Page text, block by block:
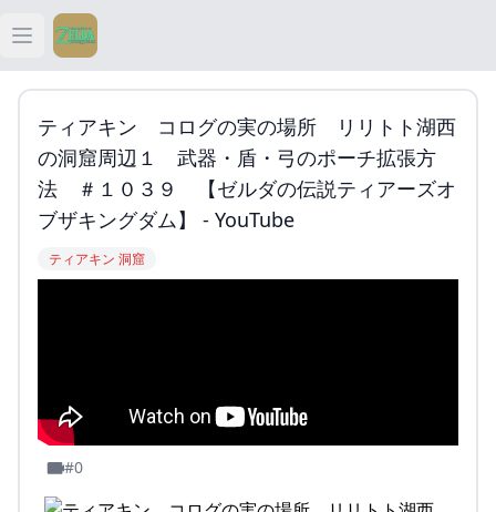
Open main menu
ティアキン
ティアキン 祠
ティアキン 武器
ティアキン コログの実の場所 リリトト湖西
の洞窟周辺１ 武器・盾・弓のポーチ拡張方
法 ＃１０３９ 【ゼルダの伝説ティアーズオ
ブザキングダム】 - YouTube
ティアキン 洞窟
#0